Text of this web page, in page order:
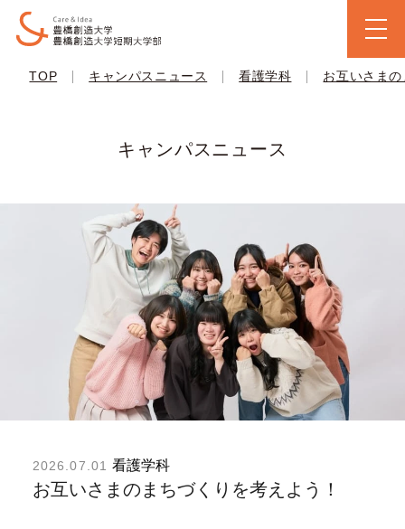
TOP | キャンパスニュース | 看護学科 | お互いさま
キャンパスニュース
2026.07.01看護学科
お互いさまのまちづくりを考えよう！